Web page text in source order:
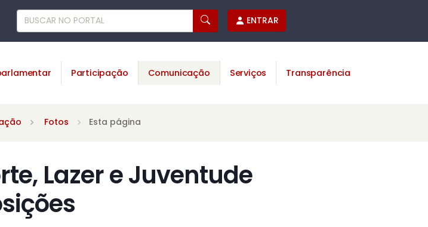
ENTRAR
Participação Comunicação Serviços Transparência
Fotos Esta página
Lazer e Juventude